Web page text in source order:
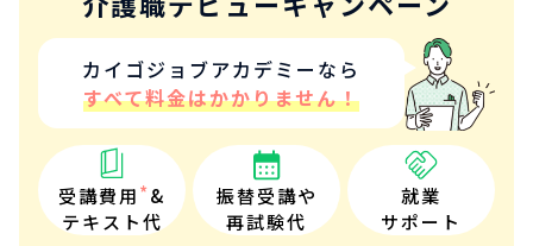
カイゴジョブアカデミーなら
すべて料金はかかりません！
受講費用*&
テキスト代
振替受講や
再試験代
就業
サポート